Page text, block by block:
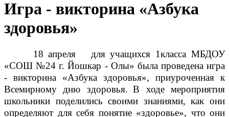
Игра - викторина «Азбука
здоровья»
18 апреля для учащихся 1класса МБДОУ
«СОШ №24 г. Йошкар - Олы» была проведена игра
- викторина «Азбука здоровья», приуроченная к
Всемирному дню здоровья. В ходе мероприятия
школьники поделились своими знаниями, как они
определяют для себя понятие «здоровье», что они